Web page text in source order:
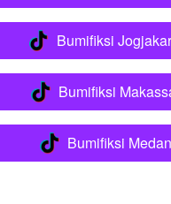
` Bumifiksi
` Bumifiksi
` Bumifiksi Medan